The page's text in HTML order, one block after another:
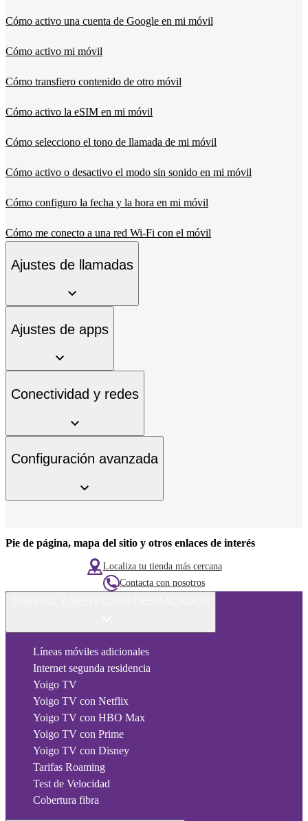
Cómo activo una cuenta de Google en mi móvil
Cómo activo mi móvil
Cómo transfiero contenido de otro móvil
Cómo activo la eSIM en mi móvil
Cómo selecciono el tono de llamada de mi móvil
Cómo activo o desactivo el modo sin sonido en mi móvil
Cómo configuro la fecha y la hora en mi móvil
Cómo me conecto a una red Wi-Fi con el móvil
Ajustes de llamadas
Ajustes de apps
Conectividad y redes
Configuración avanzada
Pie de página, mapa del sitio y otros enlaces de interés
Localiza tu tienda más cercana
Contacta con nosotros
Líneas móviles adicionales
Internet segunda residencia
Yoigo TV
Yoigo TV con Netflix
Yoigo TV con HBO Max
Yoigo TV con Prime
Yoigo TV con Disney
Tarifas Roaming
Test de Velocidad
Cobertura fibra